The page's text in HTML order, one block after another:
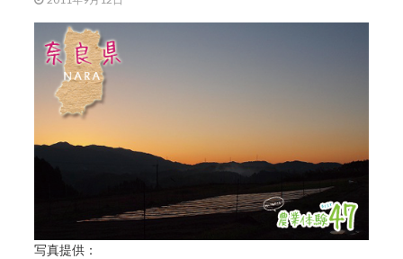
写真提供：